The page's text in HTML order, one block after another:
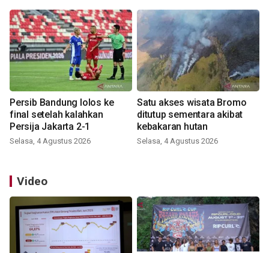
Persib Bandung lolos ke
final setelah kalahkan
Persija Jakarta 2-1
Selasa, 4 Agustus 2026
Satu akses wisata Bromo
ditutup sementara akibat
kebakaran hutan
Selasa, 4 Agustus 2026
Video